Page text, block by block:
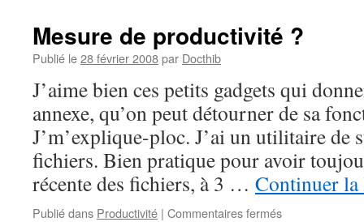
3ème
#3
Mesure de productivité ?
Publié le28 février 2008par Docthib
J’aime bien ces petits gadgets qui
annexe, qu’on peut détourner de sa
J’m’explique-ploc. J’ai un utilitaire de
fichiers. Bien pratique pour avoir
récente des fichiers, à 3 … Continuer
Publié dans Productivité | Commentaires ferméssur